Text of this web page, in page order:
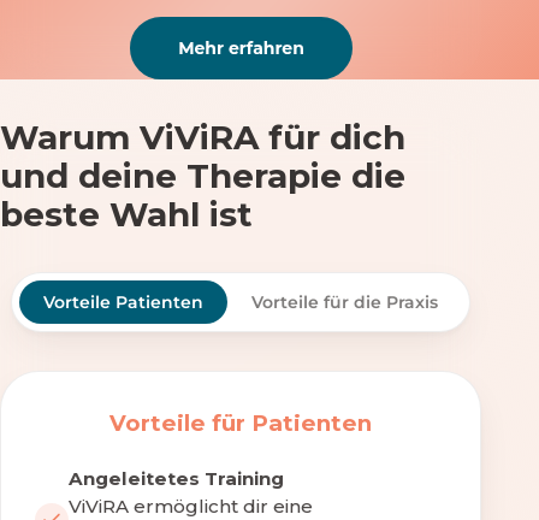
Warum ViViRA für dich
und deine Therapie die
beste Wahl ist
Vorteile Patienten Vorteile für die Praxis
Vorteile für Patienten
Angeleitetes Training
ViViRA ermöglicht dir eine